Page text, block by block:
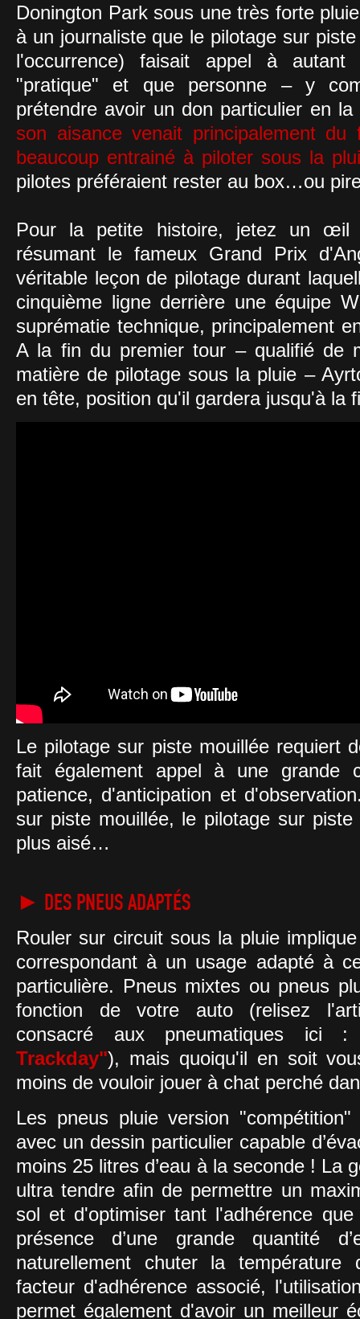
Donington Park sous une très forte
à un journaliste que le pilotage sur
l'occurrence) faisait appel à
"pratique" et que personne – y
prétendre avoir un don particulier en
son aisance venait principalement
beaucoup entrainé à piloter sous la
pilotes préféraient rester au box…ou
Pour la petite histoire, jetez un œil
résumant le fameux Grand Prix
véritable leçon de pilotage durant
cinquième ligne derrière une équipe
suprématie technique, principalement
A la fin du premier tour – qualifié de
matière de pilotage sous la pluie –
en tête, position qu'il gardera jusqu'à la
Le pilotage sur piste mouillée requiert
fait également appel à une grande
patience, d'anticipation et
sur piste mouillée, le pilotage sur
plus aisé…
► DES PNEUS ADAPTÉS
Rouler sur circuit sous la pluie
correspondant à un usage adapté à
particulière. Pneus mixtes ou pneus
fonction de votre auto (relisez
consacré aux pneumatiques ici
Trackday"), mais quoiqu'il en soit
moins de vouloir jouer à chat perché
Les pneus pluie version
avec un dessin particulier capable
moins 25 litres d’eau à la seconde ! La
ultra tendre afin de permettre un
sol et d'optimiser tant l'adhérence
présence d’une grande quantité
naturellement chuter la
facteur d'adhérence associé,
permet également d'avoir un meilleur